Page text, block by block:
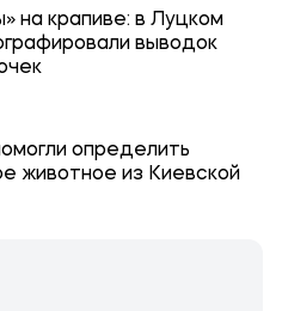
на крапиве: в Луцком
выводок
определить
животное из Киевской